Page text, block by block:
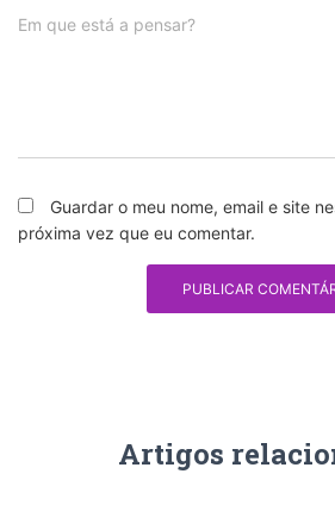
Em que está a pensar?
Guardar o meu nome, email e site
próxima vez que eu comentar.
Artigos